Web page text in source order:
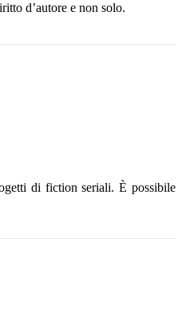
d’autore e non solo.
di fiction seriali. È possibile